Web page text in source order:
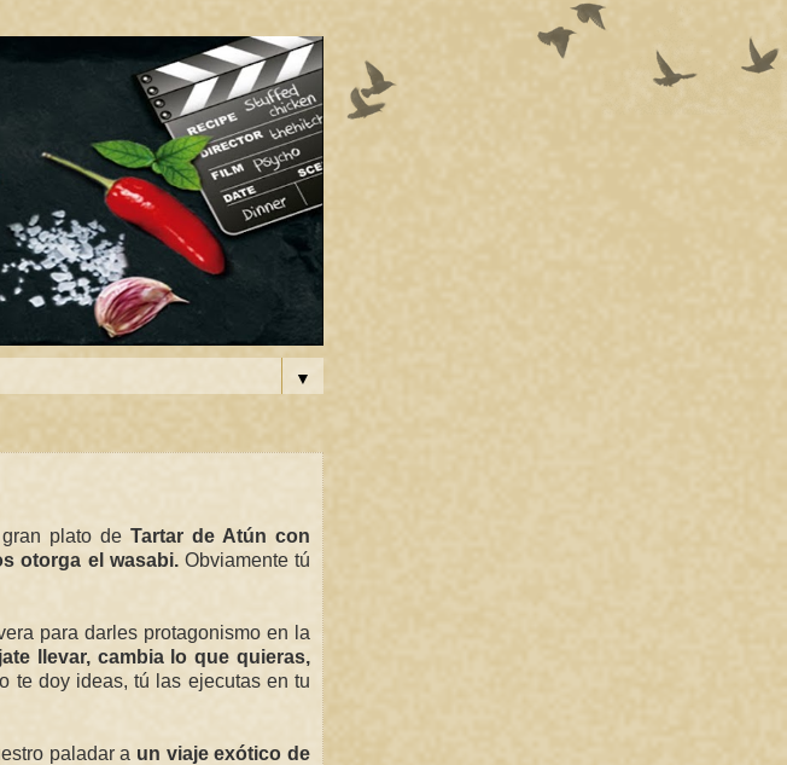
▼
plato de Tartar de Atún con
otorga el wasabi. Obviamente tú
para darles protagonismo en la
llevar, cambia lo que quieras,
te doy ideas, tú las ejecutas en tu
paladar a un viaje exótico de